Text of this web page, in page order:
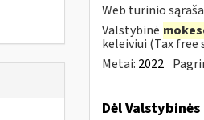
Web turinio
Valstybinė
keleiviui (Tax free
Metai: 2022
Dėl Valstybinės